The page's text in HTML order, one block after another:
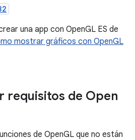
una app con OpenGL ES de
mostrar gráficos con OpenGL
requisitos de Open
de OpenGL que no están